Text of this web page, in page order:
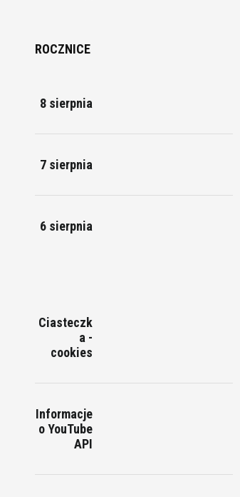
ROCZNICE
8 sierpnia
7 sierpnia
6 sierpnia
Ciasteczk
a -
cookies
Informacje
o YouTube
API